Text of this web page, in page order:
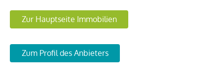
Zur Hauptseite Immobilien
Zum Profil des Anbieters